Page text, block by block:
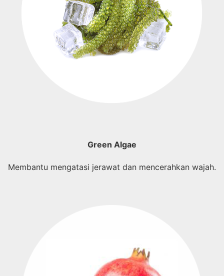
Green Algae
Membantu mengatasi jerawat dan mencerahkan wajah.